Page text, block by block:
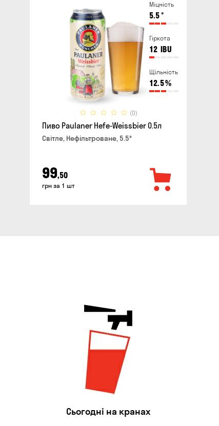
Міцність
5.5°
Гіркота
12 IBU
Щільність
12.5%
(0)
Пиво Paulaner Hefe-Weissbier 0.5л
Світле, Нефільтроване, 5.5°
99,50
грн за 1 шт
Сьогодні на кранах